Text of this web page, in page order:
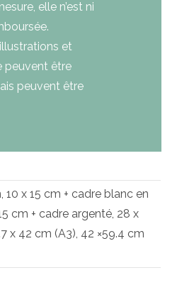
elle n’est ni
et
peuvent être
peuvent être
10 x 15 cm + cadre blanc en
cm + cadre argenté, 28 x
x 42 cm (A3), 42 ×59.4 cm